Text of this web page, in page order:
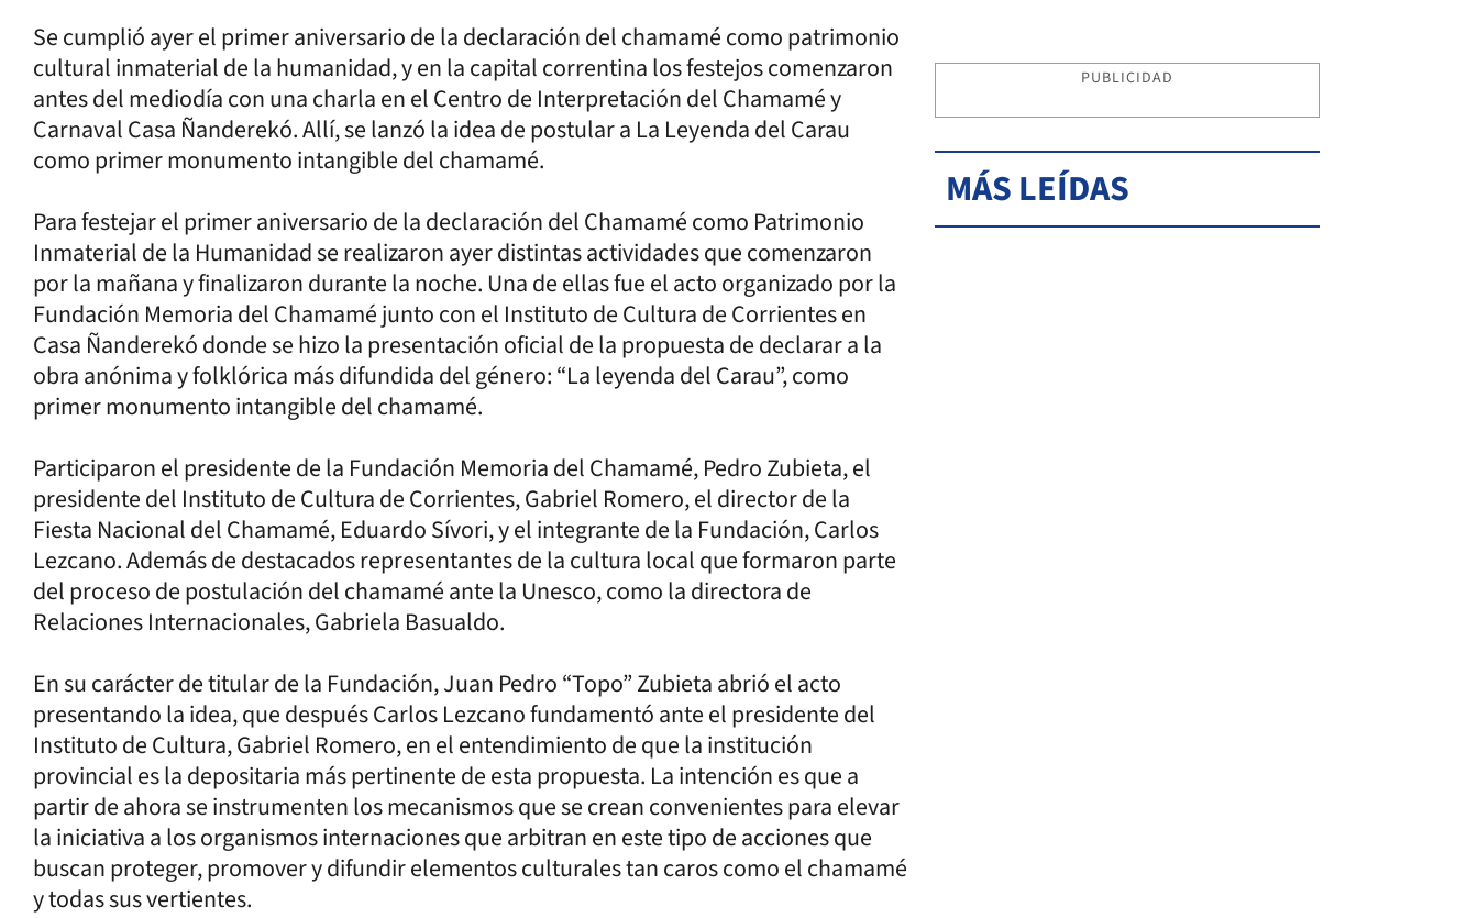
Se cumplió ayer el primer aniversario de la declaración del chamamé como patrimonio
cultural inmaterial de la humanidad, y en la capital correntina los festejos comenzaron
antes del mediodía con una charla en el Centro de Interpretación del Chamamé y
Carnaval Casa Ñanderekó. Allí, se lanzó la idea de postular a La Leyenda del Carau
como primer monumento intangible del chamamé.
Para festejar el primer aniversario de la declaración del Chamamé como Patrimonio
Inmaterial de la Humanidad se realizaron ayer distintas actividades que comenzaron
por la mañana y finalizaron durante la noche. Una de ellas fue el acto organizado por la
Fundación Memoria del Chamamé junto con el Instituto de Cultura de Corrientes en
Casa Ñanderekó donde se hizo la presentación oficial de la propuesta de declarar a la
obra anónima y folklórica más difundida del género: “La leyenda del Carau”, como
primer monumento intangible del chamamé.
Participaron el presidente de la Fundación Memoria del Chamamé, Pedro Zubieta, el
presidente del Instituto de Cultura de Corrientes, Gabriel Romero, el director de la
Fiesta Nacional del Chamamé, Eduardo Sívori, y el integrante de la Fundación, Carlos
Lezcano. Además de destacados representantes de la cultura local que formaron parte
del proceso de postulación del chamamé ante la Unesco, como la directora de
Relaciones Internacionales, Gabriela Basualdo.
En su carácter de titular de la Fundación, Juan Pedro “Topo” Zubieta abrió el acto
presentando la idea, que después Carlos Lezcano fundamentó ante el presidente del
Instituto de Cultura, Gabriel Romero, en el entendimiento de que la institución
provincial es la depositaria más pertinente de esta propuesta. La intención es que a
partir de ahora se instrumenten los mecanismos que se crean convenientes para elevar
la iniciativa a los organismos internaciones que arbitran en este tipo de acciones que
buscan proteger, promover y difundir elementos culturales tan caros como el chamamé
y todas sus vertientes.
PUBLICIDAD
MÁS LEÍDAS